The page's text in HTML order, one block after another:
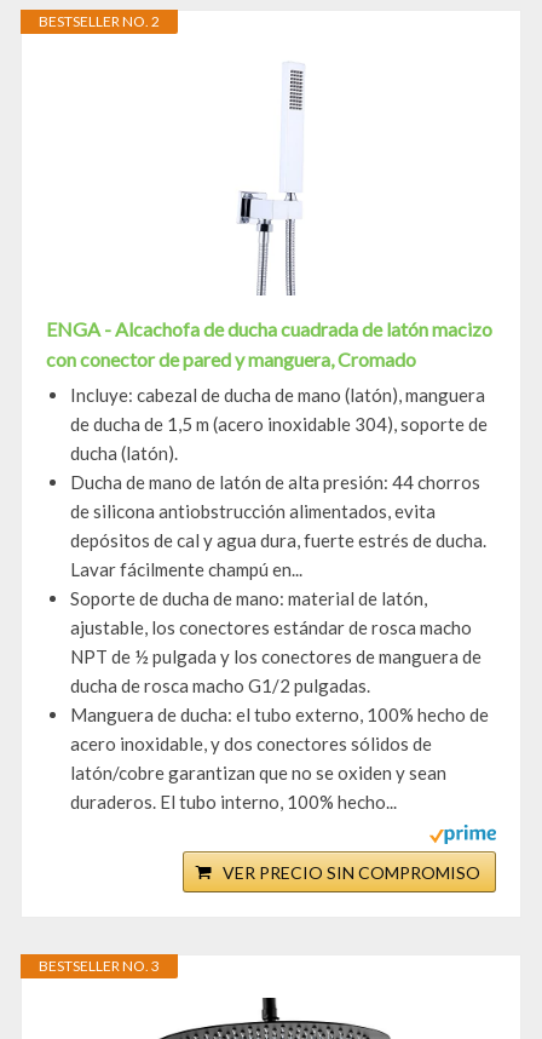
BESTSELLER NO. 2
ENGA - Alcachofa de ducha cuadrada de latón macizo
con conector de pared y manguera, Cromado
Incluye: cabezal de ducha de mano (latón), manguera
de ducha de 1,5 m (acero inoxidable 304), soporte de
ducha (latón).
Ducha de mano de latón de alta presión: 44 chorros
de silicona antiobstrucción alimentados, evita
depósitos de cal y agua dura, fuerte estrés de ducha.
Lavar fácilmente champú en...
Soporte de ducha de mano: material de latón,
ajustable, los conectores estándar de rosca macho
NPT de ½ pulgada y los conectores de manguera de
ducha de rosca macho G1/2 pulgadas.
Manguera de ducha: el tubo externo, 100% hecho de
acero inoxidable, y dos conectores sólidos de
latón/cobre garantizan que no se oxiden y sean
duraderos. El tubo interno, 100% hecho...
VER PRECIO SIN COMPROMISO
BESTSELLER NO. 3